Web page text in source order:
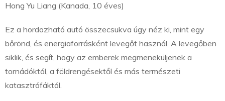
Hong Yu Liang (Kanada, 10 éves)
Ez a hordozható autó összecsukva úgy néz ki, mint egy
bőrönd, és energiaforrásként levegőt használ. A levegőben
siklik, és segít, hogy az emberek megmeneküljenek a
tornádóktól, a földrengésektől és más természeti
katasztrófáktól.